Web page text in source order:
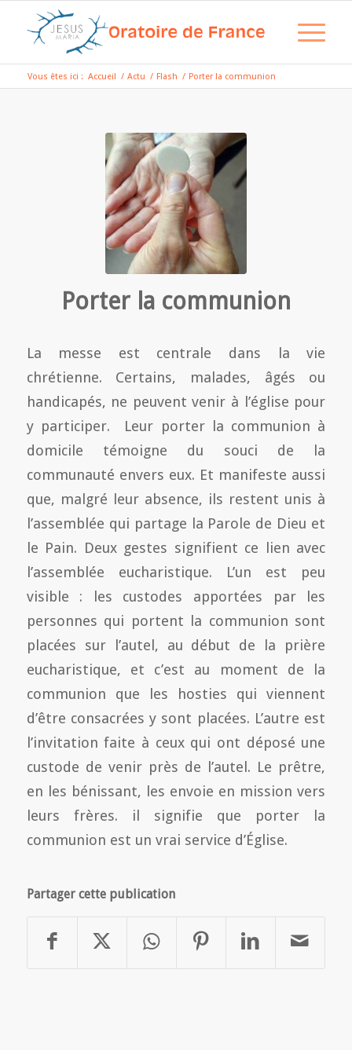
Vous êtes ici : Accueil / Actu / Flash / Porter la communion
Porter la communion
La messe est centrale dans la vie
chrétienne. Certains, malades, âgés ou
handicapés, ne peuvent venir à l’église pour
y participer. Leur porter la communion à
domicile témoigne du souci de la
communauté envers eux. Et manifeste aussi
que, malgré leur absence, ils restent unis à
l’assemblée qui partage la Parole de Dieu et
le Pain. Deux gestes signifient ce lien avec
l’assemblée eucharistique. L’un est peu
visible : les custodes apportées par les
personnes qui portent la communion sont
placées sur l’autel, au début de la prière
eucharistique, et c’est au moment de la
communion que les hosties qui viennent
d’être consacrées y sont placées. L’autre est
l’invitation faite à ceux qui ont déposé une
custode de venir près de l’autel. Le prêtre,
en les bénissant, les envoie en mission vers
leurs frères. il signifie que porter la
communion est un vrai service d’Église.
Partager cette publication